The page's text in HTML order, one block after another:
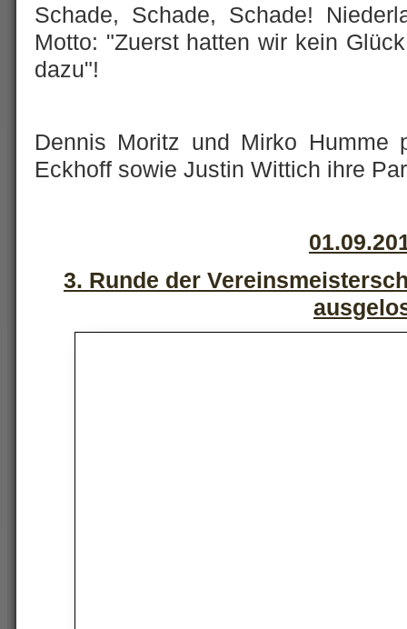
Schade, Schade, Schade!
Motto: "Zuerst hatten wir kein
dazu"!
Dennis Moritz und Mirko Humme
Eckhoff sowie Justin Wittich ihre
3. Runde der